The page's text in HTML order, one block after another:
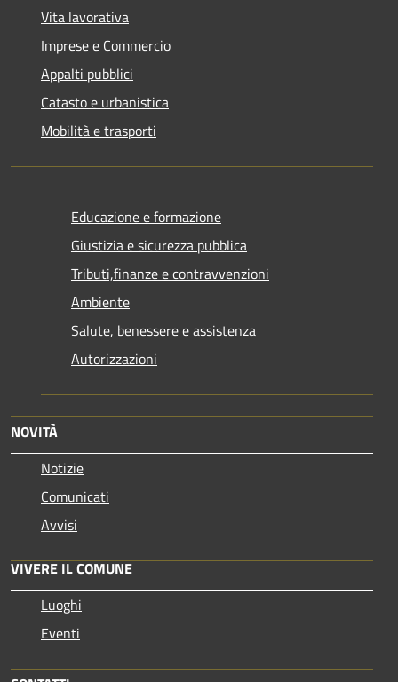
Vita lavorativa
Imprese e Commercio
Appalti pubblici
Catasto e urbanistica
Mobilità e trasporti
Educazione e formazione
Giustizia e sicurezza pubblica
Tributi,finanze e contravvenzioni
Ambiente
Salute, benessere e assistenza
Autorizzazioni
NOVITÀ
Notizie
Comunicati
Avvisi
VIVERE IL COMUNE
Luoghi
Eventi